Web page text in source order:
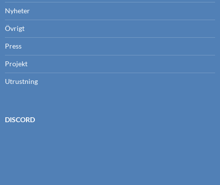
Nyheter
Övrigt
Press
Projekt
Utrustning
DISCORD